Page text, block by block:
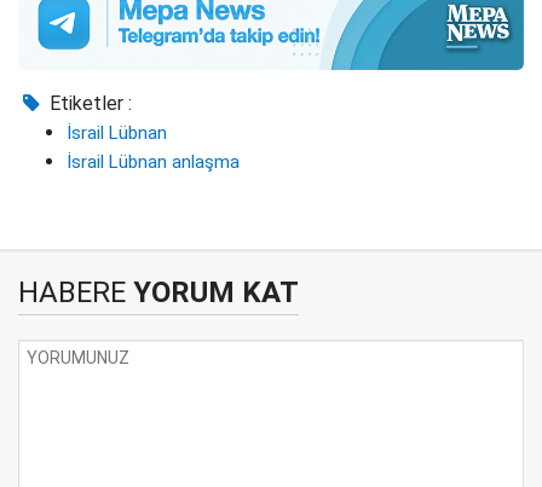
Etiketler :
İsrail Lübnan
İsrail Lübnan anlaşma
HABERE YORUM KAT